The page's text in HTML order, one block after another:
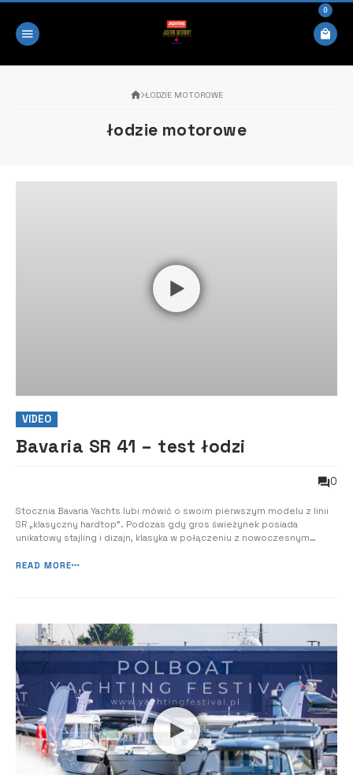
0
ŁODZIE MOTOROWE
łodzie motorowe
VIDEO
Bavaria SR 41 – test łodzi
0
Stocznia Bavaria Yachts lubi mówić o swoim pierwszym modelu z linii
SR „klasyczny hardtop”. Podczas gdy gros świeżynek posiada
unikatowy stajling i dizajn, klasyka w połączeniu z nowoczesnym
zrealizowania kolejnej odsłony SR – mniejszej siostry – SR36. 41-ka to
READ MORE